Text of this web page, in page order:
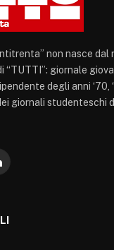
non nasce dal
“TUTTI”: giornale
degli anni ‘70,
giornali studenteschi